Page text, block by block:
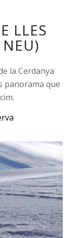
LLES
la Cerdanya
panorama que